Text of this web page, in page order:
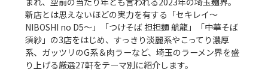
新店とは思えないほどの実力を有する「セキレイ～
NIBOSHI no D5～」「つけそば 担担麺 航龍」「中華そば
須紗」の3店をはじめ、すっきり淡麗系やこってり濃厚
系、ガッツリのG系＆肉ラーなど、埼玉のラーメン界を盛
り上げる厳選27軒をテーマ別に紹介します。